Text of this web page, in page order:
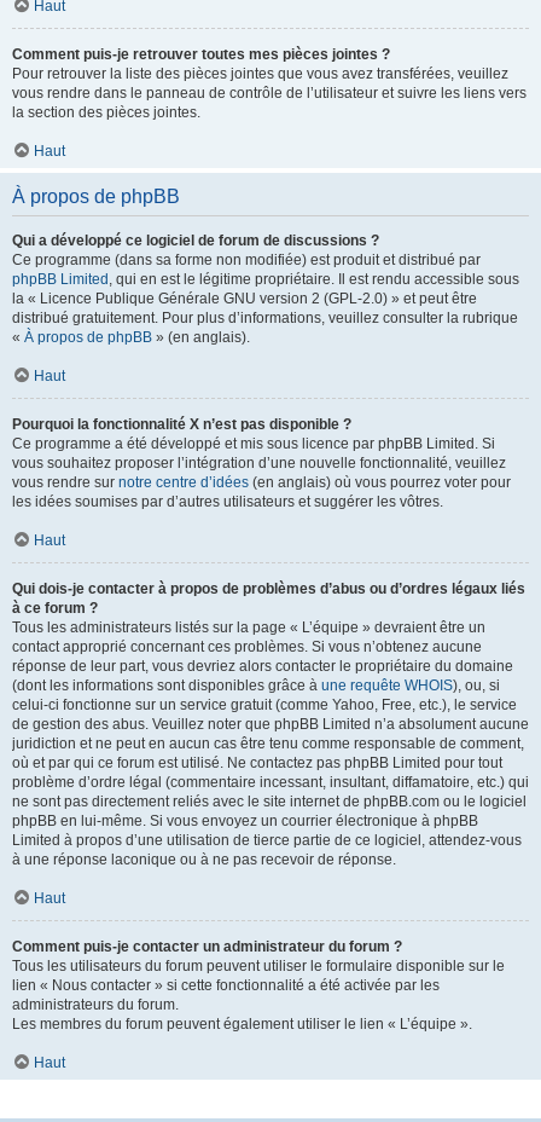
Haut
Comment puis-je retrouver toutes mes pièces jointes ?
Pour retrouver la liste des pièces jointes que vous avez transférées, veuillez
vous rendre dans le panneau de contrôle de l’utilisateur et suivre les liens vers
la section des pièces jointes.
Haut
À propos de phpBB
Qui a développé ce logiciel de forum de discussions ?
Ce programme (dans sa forme non modifiée) est produit et distribué par
phpBB Limited , qui en est le légitime propriétaire. Il est rendu accessible sous
la « Licence Publique Générale GNU version 2 (GPL-2.0) » et peut être
distribué gratuitement. Pour plus d’informations, veuillez consulter la rubrique
« À propos de phpBB » (en anglais).
Haut
Pourquoi la fonctionnalité X n’est pas disponible ?
Ce programme a été développé et mis sous licence par phpBB Limited. Si
vous souhaitez proposer l’intégration d’une nouvelle fonctionnalité, veuillez
vous rendre sur notre centre d’idées (en anglais) où vous pourrez voter pour
les idées soumises par d’autres utilisateurs et suggérer les vôtres.
Haut
Qui dois-je contacter à propos de problèmes d’abus ou d’ordres légaux liés
à ce forum ?
Tous les administrateurs listés sur la page « L’équipe » devraient être un
contact approprié concernant ces problèmes. Si vous n’obtenez aucune
réponse de leur part, vous devriez alors contacter le propriétaire du domaine
(dont les informations sont disponibles grâce à une requête WHOIS), ou, si
celui-ci fonctionne sur un service gratuit (comme Yahoo, Free, etc.), le service
de gestion des abus. Veuillez noter que phpBB Limited n’a absolument aucune
juridiction et ne peut en aucun cas être tenu comme responsable de comment,
où et par qui ce forum est utilisé. Ne contactez pas phpBB Limited pour tout
problème d’ordre légal (commentaire incessant, insultant, diffamatoire, etc.) qui
ne sont pas directement reliés avec le site internet de phpBB.com ou le logiciel
phpBB en lui-même. Si vous envoyez un courrier électronique à phpBB
Limited à propos d’une utilisation de tierce partie de ce logiciel, attendez-vous
à une réponse laconique ou à ne pas recevoir de réponse.
Haut
Comment puis-je contacter un administrateur du forum ?
Tous les utilisateurs du forum peuvent utiliser le formulaire disponible sur le
lien « Nous contacter » si cette fonctionnalité a été activée par les
administrateurs du forum.
Les membres du forum peuvent également utiliser le lien « L’équipe ».
Haut